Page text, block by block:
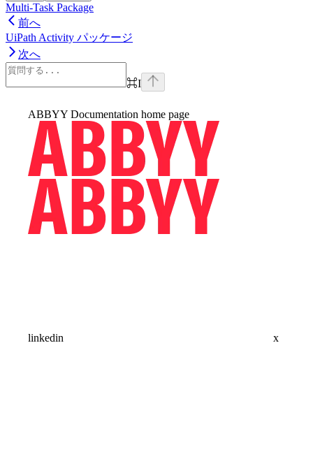
Multi-Task Package
前へ
UiPath Activity パッケージ
次へ
⌘I
ABBYY Documentation home page
linkedin x